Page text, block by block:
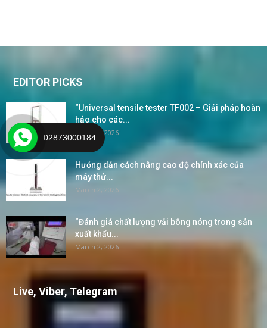
EDITOR PICKS
“Universal tensile tester TF002 – Giải pháp hoàn
hảo cho các...
March 2, 2026
Hướng dẫn cách nâng cao độ chính xác của
máy thử...
March 2, 2026
“Đánh giá chất lượng vải bông nóng trong sản
xuất khẩu...
March 2, 2026
Live, Viber, Telegram
02873000184